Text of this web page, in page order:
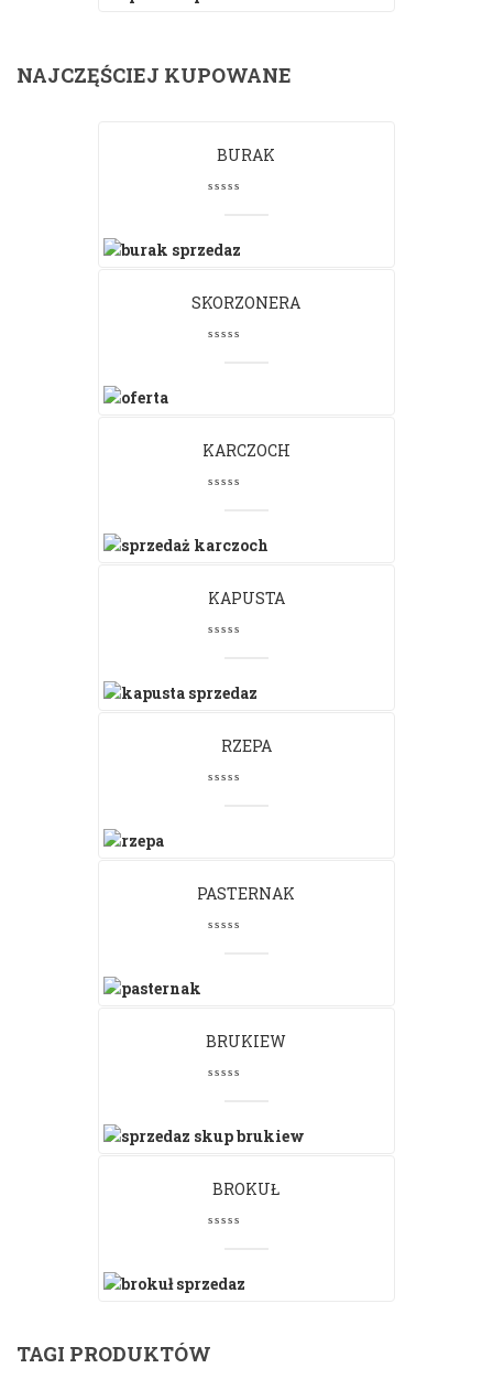
NAJCZĘŚCIEJ KUPOWANE
BURAK
SKORZONERA
KARCZOCH
KAPUSTA
RZEPA
PASTERNAK
BRUKIEW
BROKUŁ
TAGI PRODUKTÓW